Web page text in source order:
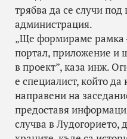
трябва да се случи
администрация.
„Ще формираме рамка
портал, приложение и
в проект”, каза инж.
е специалист, който
направени на
предоставя
случва в Лудогорието,